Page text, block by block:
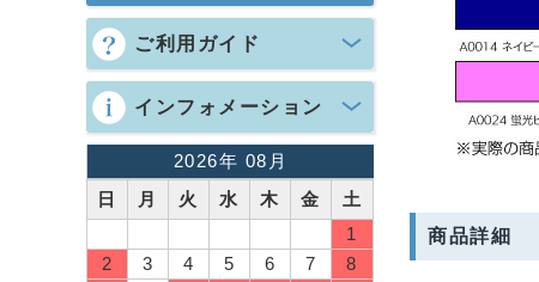
商品詳細
ご利用ガイド
インフォメーション
2026年 08月
日
月 火 水 木 金
土
1
2
3 4 5 6 7
8